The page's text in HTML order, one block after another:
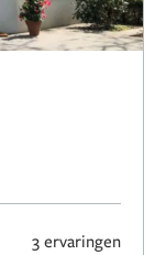
3 ervaringen